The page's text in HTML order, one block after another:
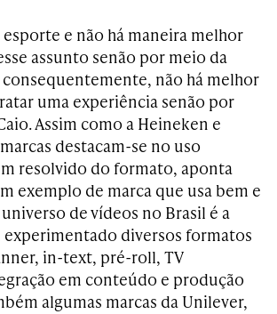
esporte e não há maneira melhor
assunto senão por meio da
não há melhor
uma experiência senão por
Assim como a Heineken e
destacam-se no uso
resolvido do formato, aponta
exemplo de marca que usa bem e
de vídeos no Brasil é a
experimentado diversos formatos
in-text, pré-roll, TV
em conteúdo e produção
algumas marcas da Unilever,